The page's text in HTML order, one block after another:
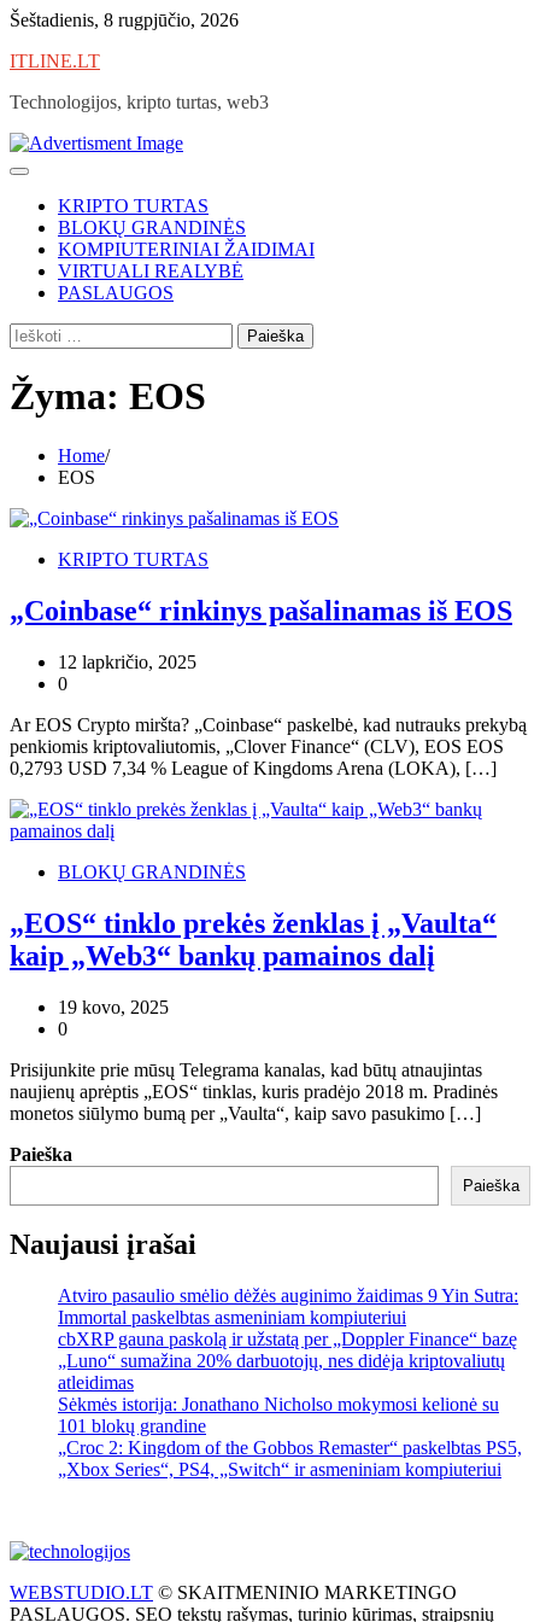
Skip
content
Šeštadienis, 8 rugpjūčio, 2026
ITLINE.LT
Technologijos, kripto turtas, web3
KRIPTO TURTAS
BLOKŲ GRANDINĖS
KOMPIUTERINIAI ŽAIDIMAI
VIRTUALI REALYBĖ
PASLAUGOS
Ieškoti:
Žyma: EOS
Home
EOS
KRIPTO TURTAS
„Coinbase“ rinkinys pašalinamas iš EOS
12 lapkričio, 2025
0
Ar EOS Crypto miršta? „Coinbase“ paskelbė, kad nutrauks prekybą
penkiomis kriptovaliutomis, „Clover Finance“ (CLV), EOS EOS
0,2793 USD 7,34 % League of Kingdoms Arena (LOKA), […]
BLOKŲ GRANDINĖS
„EOS“ tinklo prekės ženklas į „Vaulta“
kaip „Web3“ bankų pamainos dalį
19 kovo, 2025
0
Prisijunkite prie mūsų Telegrama kanalas, kad būtų atnaujintas
naujienų aprėptis „EOS“ tinklas, kuris pradėjo 2018 m. Pradinės
monetos siūlymo bumą per „Vaulta“, kaip savo pasukimo […]
Paieška
Paieška
Naujausi įrašai
Atviro pasaulio smėlio dėžės auginimo žaidimas 9 Yin Sutra:
Immortal paskelbtas asmeniniam kompiuteriui
cbXRP gauna paskolą ir užstatą per „Doppler Finance“ bazę
„Luno“ sumažina 20% darbuotojų, nes didėja kriptovaliutų
atleidimas
Sėkmės istorija: Jonathano Nicholso mokymosi kelionė su
101 blokų grandine
„Croc 2: Kingdom of the Gobbos Remaster“ paskelbtas PS5,
„Xbox Series“, PS4, „Switch“ ir asmeniniam kompiuteriui
WEBSTUDIO.LT © SKAITMENINIO MARKETINGO
PASLAUGOS. SEO tekstų rašymas, turinio kūrimas, straipsnių